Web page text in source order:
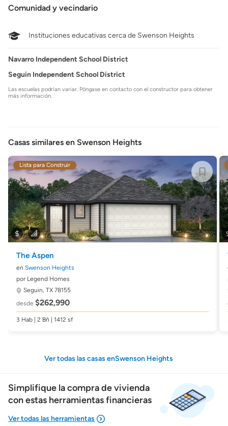
Comunidad y vecindario
Instituciones educativas cerca de Swenson Heights
Navarro Independent School District
Seguin Independent School District
Las escuelas podrían variar. Póngase en contacto con el constructor para obtener
más información.
Casas similares en Swenson Heights
Lista para Construir
The Aspen
en Swenson Heights
por Legend Homes
Seguin, TX 78155
desde $262,990
3 Hab | 2 Bñ | 1412 sf
Ver todas las casas enSwenson Heights
Simplifique la compra de vivienda
con estas herramientas financieras